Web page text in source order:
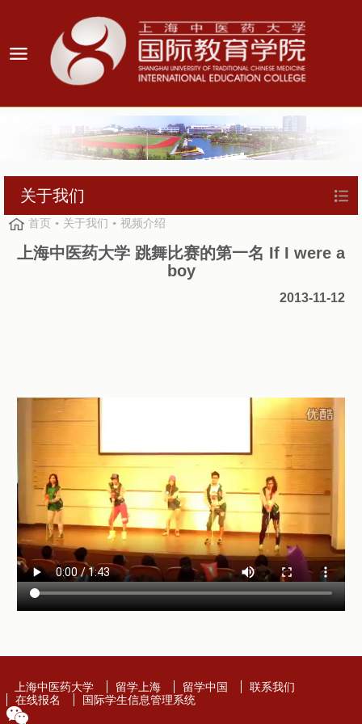
关于我们
首页 关于我们 视频介绍
上海中医药大学 跳舞比赛的第一名 If I were a
boy
2013-11-12
上海中医药大学 留学上海 留学中国
联系我们
在线报名
国际学生信息管理系统